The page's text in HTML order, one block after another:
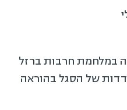
במלחמת חרבות ברזל
של הסגל בהוראה